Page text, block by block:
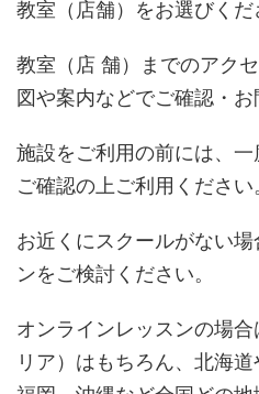
教室（店舗）をお選びくだ
教室（店 舗）までのアク
図や案内などでご確認・お
施設をご利用の前には、
ご確認の上ご利用ください
お近くにスクールがない
ンをご検討ください。
オンラインレッスンの場
リア）はもちろん、北海道